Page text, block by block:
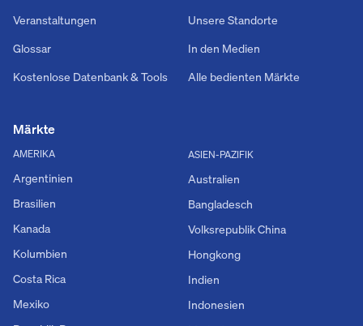
Veranstaltungen
Glossar
Kostenlose Datenbank & Tools
Unsere Standorte
In den Medien
Alle bedienten Märkte
Märkte
AMERIKA
Argentinien
Brasilien
Kanada
Kolumbien
Costa Rica
Mexiko
ASIEN-PAZIFIK
Australien
Bangladesch
Volksrepublik China
Hongkong
Indien
Indonesien